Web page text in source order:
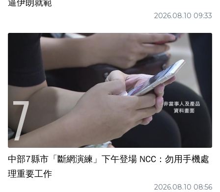
逼伊朗就範
2026.08.10 09:33
中部7縣市「斷網演練」下午登場 NCC：勿用手機處
理重要工作
2026.08.10 08:56